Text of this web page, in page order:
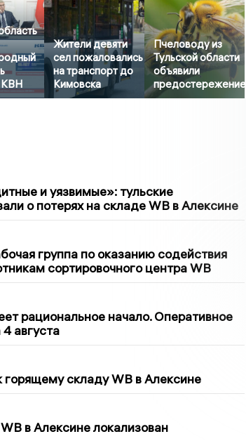
КВН
Жители девяти
сел пожаловались
на транспорт до
Кимовска
Пчеловоду из
Тульской области
объявили
предостережение
и уязвимые»: тульские
о потерях на складе WB в Алексине
группа по оказанию содействия
сортировочного центра WB
рациональное начало. Оперативное
августа
складу WB в Алексине
в Алексине локализован